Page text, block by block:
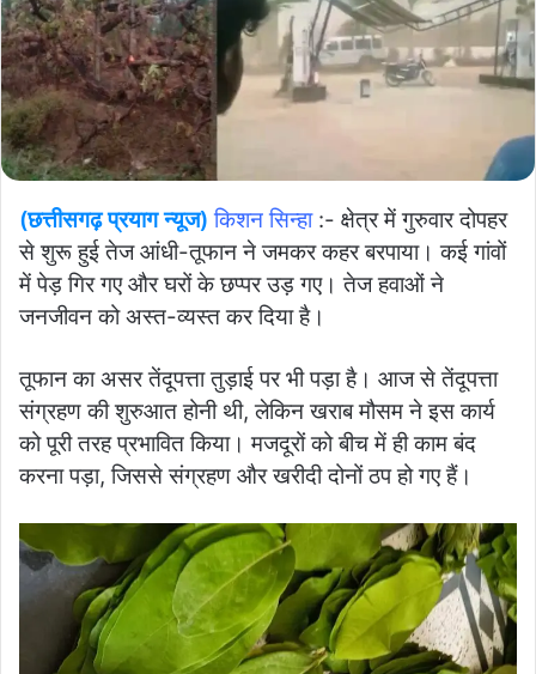
(छत्तीसगढ़ प्रयाग न्यूज)किशन सिन्हा:- क्षेत्र में गुरुवार दोपहर
से शुरू हुई तेज आंधी-तूफान ने जमकर कहर बरपाया। कई गांवों
में पेड़ गिर गए और घरों के छप्पर उड़ गए। तेज हवाओं ने
जनजीवन को अस्त-व्यस्त कर दिया है।
तूफान का असर तेंदूपत्ता तुड़ाई पर भी पड़ा है। आज से तेंदूपत्ता
संग्रहण की शुरुआत होनी थी, लेकिन खराब मौसम ने इस कार्य
को पूरी तरह प्रभावित किया। मजदूरों को बीच में ही काम बंद
करना पड़ा, जिससे संग्रहण और खरीदी दोनों ठप हो गए हैं।